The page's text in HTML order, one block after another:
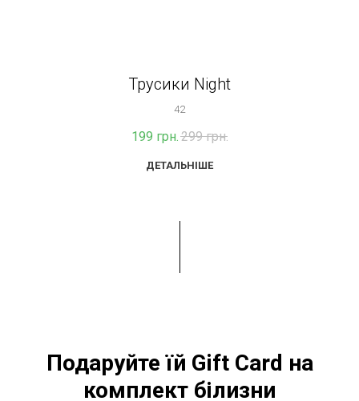
Трусики Night
42
199 грн.299 грн.
ДЕТАЛЬНІШЕ
Подаруйте їй Gift Card на
комплект білизни